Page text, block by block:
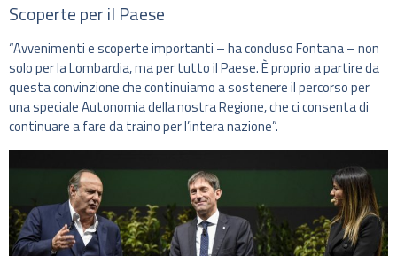
Scoperte per il Paese
“Avvenimenti e scoperte importanti – ha concluso Fontana – non
solo per la Lombardia, ma per tutto il Paese. È proprio a partire da
questa convinzione che continuiamo a sostenere il percorso per
una speciale Autonomia della nostra Regione, che ci consenta di
continuare a fare da traino per l’intera nazione”.